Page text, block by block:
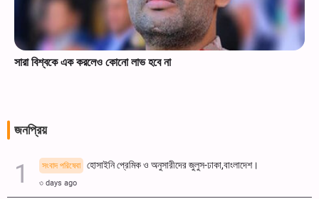
সারা বিশ্বকে এক করলেও কোনো লাভ হবে না
জনপ্রিয়
সংবাদ পরিষেবা হোসাইনি প্রেমিক ও অনুসারীদের জুলুস-ঢাকা,বাংলাদেশ।
৩ days ago